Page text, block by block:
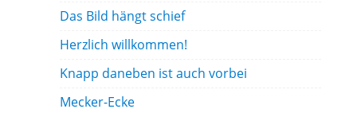
Das Bild hängt schief
Herzlich willkommen!
Knapp daneben ist auch vorbei
Mecker-Ecke